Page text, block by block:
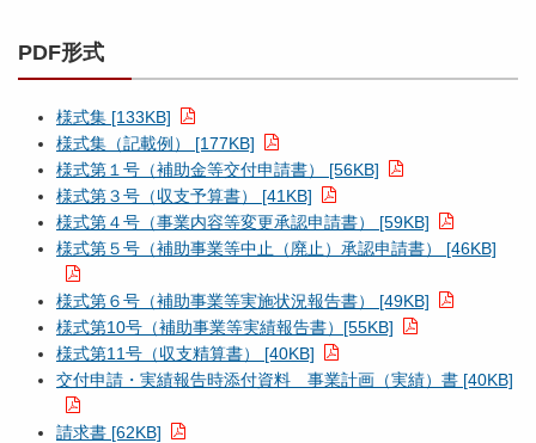
PDF形式
様式集 [133KB]
様式集（記載例） [177KB]
様式第１号（補助金等交付申請書） [56KB]
様式第３号（収支予算書） [41KB]
様式第４号（事業内容等変更承認申請書） [59KB]
様式第５号（補助事業等中止（廃止）承認申請書） [46KB]
様式第６号（補助事業等実施状況報告書） [49KB]
様式第10号（補助事業等実績報告書）[55KB]
様式第11号（収支精算書） [40KB]
交付申請・実績報告時添付資料 事業計画（実績）書 [40KB]
請求書 [62KB]